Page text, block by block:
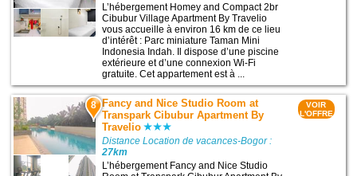
L’hébergement Homey and Compact 2br
Cibubur Village Apartment By Travelio
vous accueille à environ 16 km de ce lieu
d’intérêt : Parc miniature Taman Mini
Indonesia Indah. Il dispose d’une piscine
extérieure et d’une connexion Wi-Fi
gratuite. Cet appartement est à ...
8 Fancy and Nice Studio Room at
Transpark Cibubur Apartment By
Travelio
Distance Location de vacances-Bogor :
27km
L’hébergement Fancy and Nice Studio
VOIR
L'OFFRE